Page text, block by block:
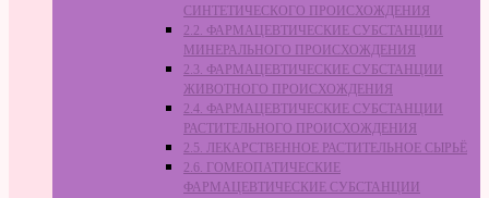
СИНТЕТИЧЕСКОГО ПРОИСХОЖДЕНИЯ
2.2. ФАРМАЦЕВТИЧЕСКИЕ СУБСТАНЦИИ
МИНЕРАЛЬНОГО ПРОИСХОЖДЕНИЯ
2.3. ФАРМАЦЕВТИЧЕСКИЕ СУБСТАНЦИИ
ЖИВОТНОГО ПРОИСХОЖДЕНИЯ
2.4. ФАРМАЦЕВТИЧЕСКИЕ СУБСТАНЦИИ
РАСТИТЕЛЬНОГО ПРОИСХОЖДЕНИЯ
2.5. ЛЕКАРСТВЕННОЕ РАСТИТЕЛЬНОЕ СЫРЬЁ
2.6. ГОМЕОПАТИЧЕСКИЕ
ФАРМАЦЕВТИЧЕСКИЕ СУБСТАНЦИИ